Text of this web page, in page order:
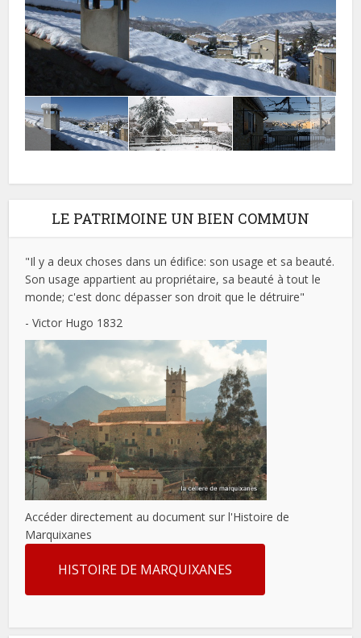
LE PATRIMOINE UN BIEN COMMUN
"Il y a deux choses dans un édifice: son usage et sa beauté.
Son usage appartient au propriétaire, sa beauté à tout le
monde; c'est donc dépasser son droit que le détruire"
- Victor Hugo 1832
Accéder directement au document sur l'Histoire de
Marquixanes
HISTOIRE DE MARQUIXANES